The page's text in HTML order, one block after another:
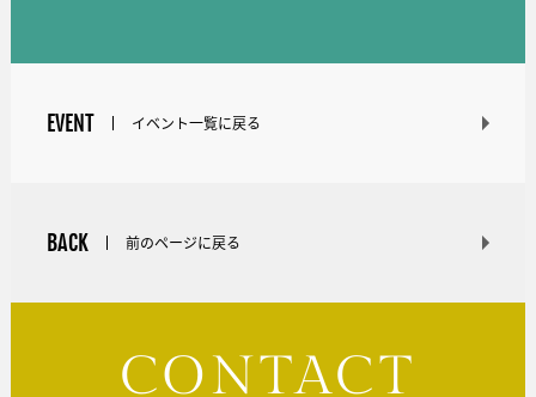
EVENT イベント一覧に戻る
BACK 前のページに戻る
CONTACT